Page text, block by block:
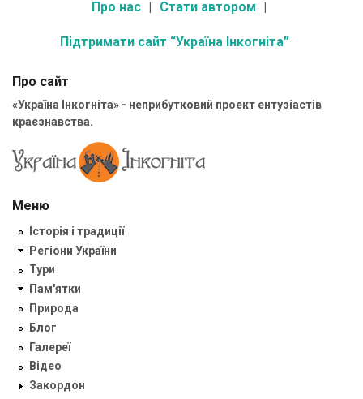
Про нас Стати автором
Підтримати сайт “Україна Інкогніта”
Про сайт
«Україна Інкогніта» - неприбутковий проект ентузіастів
краєзнавства.
Меню
Історія і традиції
Регіони України
Тури
Пам'ятки
Природа
Блог
Галереї
Відео
Закордон